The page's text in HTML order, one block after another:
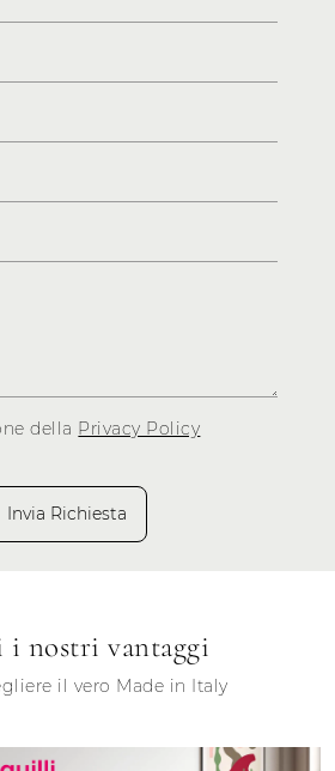
della Privacy Policy
Invia Richiesta
i nostri vantaggi
il vero Made in Italy